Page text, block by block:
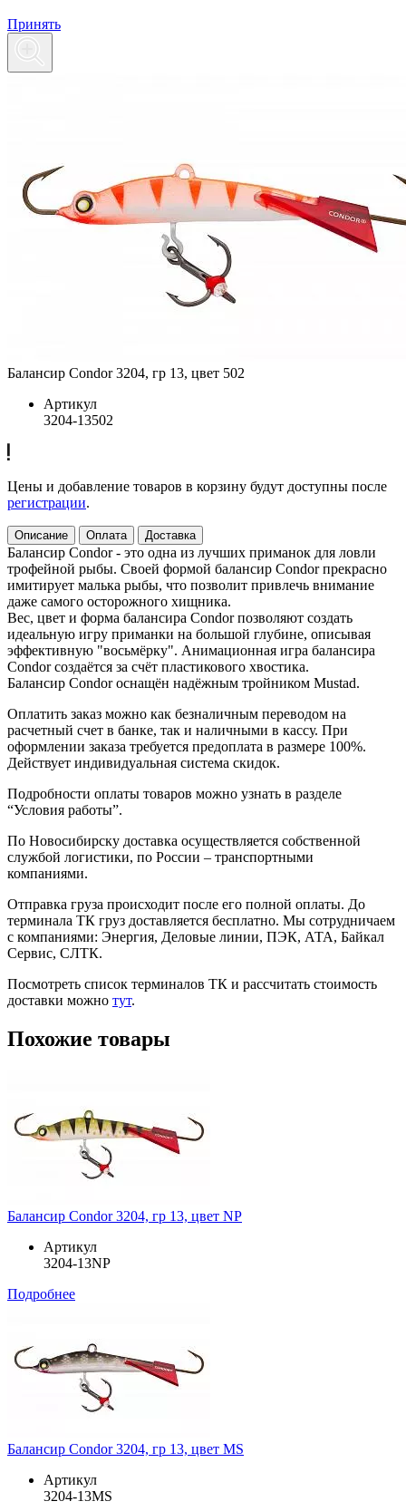
Принять
Балансир Condor 3204, гр 13, цвет 502
Артикул
3204-13502
Цены и добавление товаров в корзину будут доступны после
регистрации.
Описание Оплата Доставка
Балансир Condor - это одна из лучших приманок для ловли
трофейной рыбы. Своей формой балансир Condor прекрасно
имитирует малька рыбы, что позволит привлечь внимание
даже самого осторожного хищника.
Вес, цвет и форма балансира Condor позволяют создать
идеальную игру приманки на большой глубине, описывая
эффективную "восьмёрку". Анимационная игра балансира
Condor создаётся за счёт пластикового хвостика.
Балансир Condor оснащён надёжным тройником Mustad.
Оплатить заказ можно как безналичным переводом на
расчетный счет в банке, так и наличными в кассу. При
оформлении заказа требуется предоплата в размере 100%.
Действует индивидуальная система скидок.
Подробности оплаты товаров можно узнать в разделе
“Условия работы”.
По Новосибирску доставка осуществляется собственной
службой логистики, по России – транспортными
компаниями.
Отправка груза происходит после его полной оплаты. До
терминала ТК груз доставляется бесплатно. Мы сотрудничаем
с компаниями: Энергия, Деловые линии, ПЭК, АТА, Байкал
Сервис, СЛТК.
Посмотреть список терминалов ТК и рассчитать стоимость
доставки можно тут.
Похожие товары
Балансир Condor 3204, гр 13, цвет NP
Артикул
3204-13NP
Подробнее
Балансир Condor 3204, гр 13, цвет MS
Артикул
3204-13MS